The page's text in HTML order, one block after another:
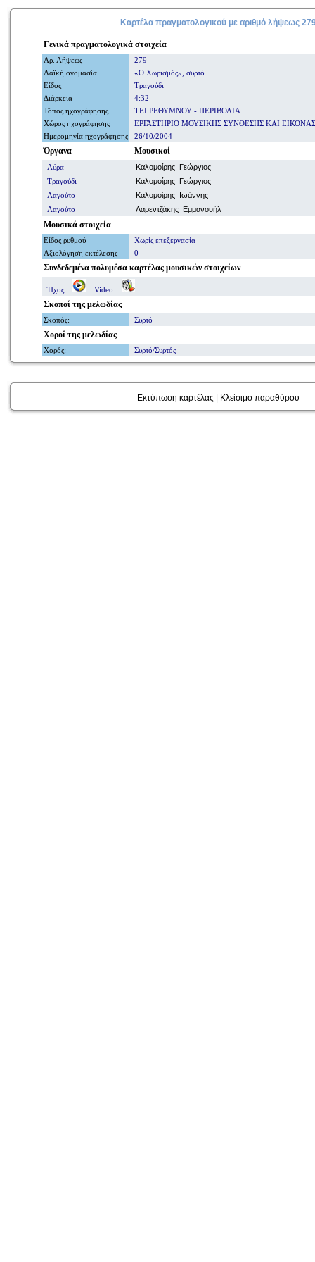
Καρτέλα πραγματολογικού με αριθμόλήψεως
Γενικά πραγματολογικά στοιχεία
Αρ. Λήψεως
279
Λαϊκή ονομασία
«Ο Χωρισμός», συρτό
Είδος
Τραγούδι
Διάρκεια
4:32
Τόπος ηχογράφησης
ΤΕΙ ΡΕΘΥΜΝΟΥ - ΠΕΡΙΒΟΛΙΑ
Χώρος ηχογράφησης
ΕΡΓΑΣΤΗΡΙΟ ΜΟΥΣΙΚΗΣ ΣΥΝΘΕΣΗΣ ΚΑΙ ΕΙΚΟΝΑΣ
Ημερομηνία ηχογράφησης 26/10/2004
Όργανα Μουσικοί
Λύρα
Καλομοίρης Γεώργιος
Τραγούδι
Καλομοίρης Γεώργιος
Λαγούτο
Καλομοίρης Ιωάννης
Λαγούτο
Λαρεντζάκης Εμμανουήλ
Μουσικά στοιχεία
Είδος ρυθμού
Χωρίς επεξεργασία
Αξιολόγηση εκτέλεσης
0
Συνδεδεμένα πολυμέσα καρτέλας μουσικών στοιχείων
Ήχος: Video:
Σκοποί της μελωδίας
Σκοπός: Συρτό
Χοροί της μελωδίας
Χορός: Συρτό/Συρτός
Εκτύπωση καρτέλας Κλείσιμο παραθύρου